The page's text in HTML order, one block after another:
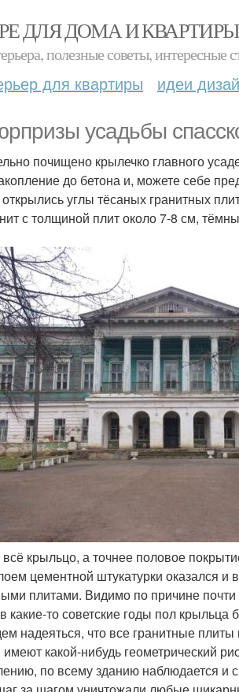
ДЛЯ ДОМА И КВАРТИРЫ
полезные советы, интересные
для квартиры идеи
усадьбы
почищено крылечко главного
до бетона и, можете себе
углы тёсаных гранитных
с толщиной плит около 7-8 см,
крыльцо, а точнее половое
цементной штукатурки оказался и
плитами. Видимо по причине почти
то советские годы пол
надеяться, что все гранитные плиты
какой-нибудь геометрический
по всему зданию наблюдается